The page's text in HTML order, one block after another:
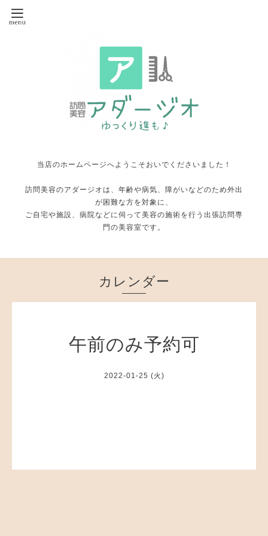
当店のホームページへようこそおいでくださいました！
訪問美容のアダージオは、年齢や病気、障がいなどのため外出
が困難な方を対象に、
ご自宅や施設、病院などに伺って美容の施術を行う出張訪問専
門の美容室です。
カレンダー
午前のみ予約可
2022-01-25 (火)